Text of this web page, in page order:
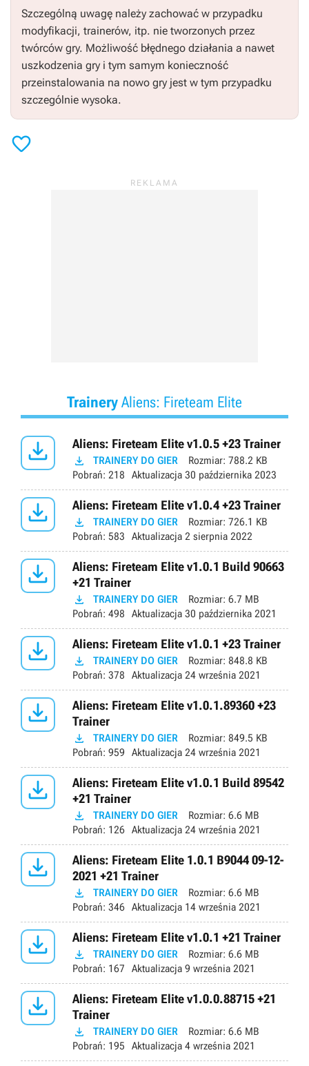
Szczególną uwagę należy zachować w przypadku
modyfikacji, trainerów, itp. nie tworzonych przez
twórców gry. Możliwość błędnego działania a nawet
uszkodzenia gry i tym samym konieczność
przeinstalowania na nowo gry jest w tym przypadku
szczególnie wysoka.

Trainery Aliens: Fireteam Elite
 Aliens: Fireteam Elite v1.0.5 +23 Trainer
 TRAINERY DO GIER Rozmiar: 788.2 KB
Pobrań: 218 Aktualizacja 30 października 2023
 Aliens: Fireteam Elite v1.0.4 +23 Trainer
 TRAINERY DO GIER Rozmiar: 726.1 KB
Pobrań: 583 Aktualizacja 2 sierpnia 2022

Aliens: Fireteam Elite v1.0.1 Build 90663
+21 Trainer
 TRAINERY DO GIER Rozmiar: 6.7 MB
Pobrań: 498 Aktualizacja 30 października 2021
 Aliens: Fireteam Elite v1.0.1 +23 Trainer
 TRAINERY DO GIER Rozmiar: 848.8 KB
Pobrań: 378 Aktualizacja 24 września 2021

Aliens: Fireteam Elite v1.0.1.89360 +23
Trainer
 TRAINERY DO GIER Rozmiar: 849.5 KB
Pobrań: 959 Aktualizacja 24 września 2021

Aliens: Fireteam Elite v1.0.1 Build 89542
+21 Trainer
 TRAINERY DO GIER Rozmiar: 6.6 MB
Pobrań: 126 Aktualizacja 24 września 2021

Aliens: Fireteam Elite 1.0.1 B9044 09-12-
2021 +21 Trainer
 TRAINERY DO GIER Rozmiar: 6.6 MB
Pobrań: 346 Aktualizacja 14 września 2021
 Aliens: Fireteam Elite v1.0.1 +21 Trainer
 TRAINERY DO GIER Rozmiar: 6.6 MB
Pobrań: 167 Aktualizacja 9 września 2021

Aliens: Fireteam Elite v1.0.0.88715 +21
Trainer
 TRAINERY DO GIER Rozmiar: 6.6 MB
Pobrań: 195 Aktualizacja 4 września 2021